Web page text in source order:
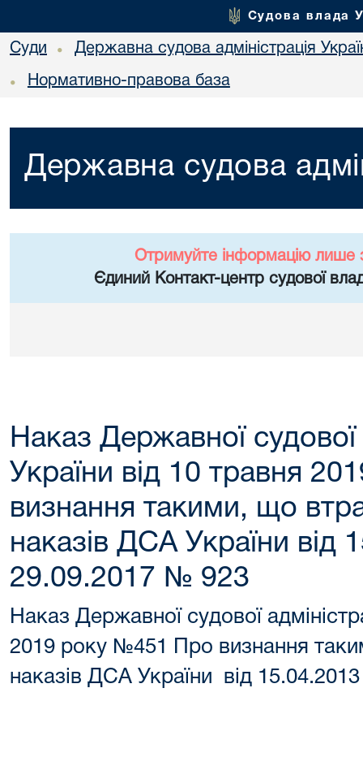
Судова влада
Суди • Державна судова адміністрація
• Нормативно-правова база
Державна судова
Отримуйте інформацію лише
Єдиний Контакт-центр судової
Наказ Державної судової
України від 10 травня
визнання такими, що
наказів ДСА України від
29.09.2017 № 923
Наказ Державної судової
2019 року №451 Про визнання
наказів ДСА України від